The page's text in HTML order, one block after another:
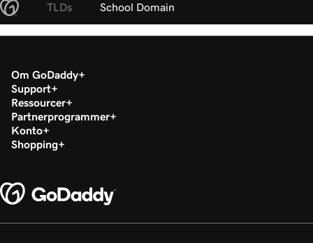
TLDs School Domain
Om GoDaddy
Support
Ressourcer
Partnerprogrammer
Konto
Shopping